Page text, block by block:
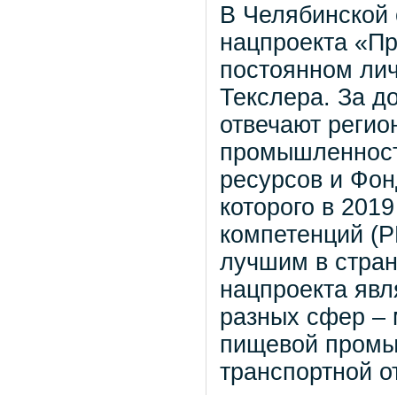
В Челябинской
нацпроекта
постоянном
Текслера. За
отвечают
ресурсов и
которого в
компетенций
лучшим в
нацпроекта
разных сфер –
пищевой
транспортной